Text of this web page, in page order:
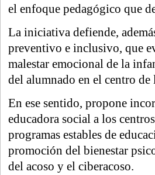
el enfoque pedagógico que
La iniciativa defiende,
preventivo e inclusivo, que
malestar emocional de la
del alumnado en el centro
En ese sentido, propone
educadora social a los
programas estables de
promoción del bienestar
del acoso y el ciberacoso.